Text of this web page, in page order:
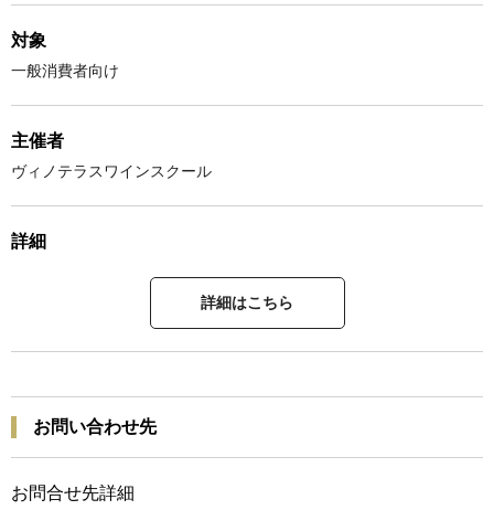
対象
一般消費者向け
主催者
ヴィノテラスワインスクール
詳細
詳細はこちら
お問い合わせ先
お問合せ先詳細